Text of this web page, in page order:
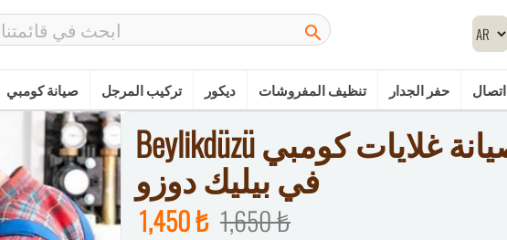

صيانة كومبي تركيب المرجل ديكور تنظيف المفروشات حفر الجدار اتصال
Beylikdüzü صيانة غلايات كومبي
في بيليك دوزو
1,450 ₺ 1,650 ₺